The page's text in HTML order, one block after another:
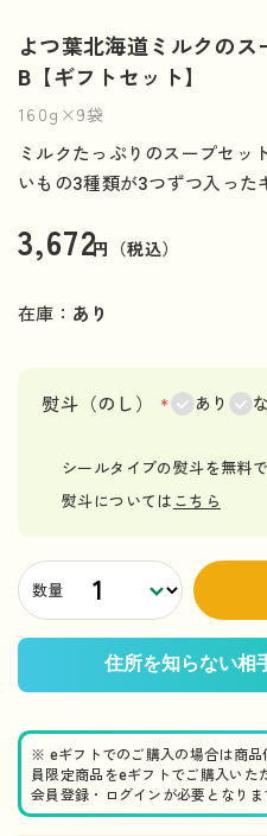
よつ葉北海道ミルクの
B【ギフトセット】
160g×9袋
ミルクたっぷりのスープセッ
いもの3種類が3つずつ入った
3,672円（税込）
在庫： あり
熨斗（のし） ＊ あり
シールタイプの熨斗を無料
熨斗については こちら
数量
※ eギフトでのご購入の場合は商
員限定商品をeギフトでご購入いた
会員登録・ログインが必要となり